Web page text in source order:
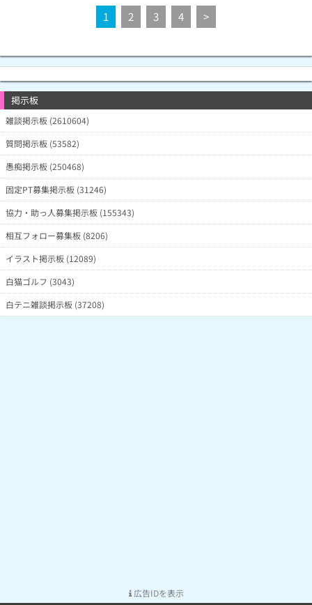
1 2 3 4 >
掲示板
雑談掲示板 (2610604)
質問掲示板 (53582)
愚痴掲示板 (250468)
固定PT募集掲示板 (31246)
協力・助っ人募集掲示板 (155343)
相互フォロー募集板 (8206)
イラスト掲示板 (12089)
白猫ゴルフ (3043)
白テニ雑談掲示板 (37208)
広告IDを表示